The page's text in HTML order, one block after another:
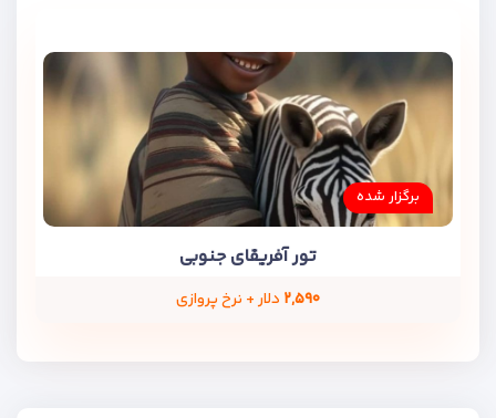
برگزار شده
تور آفریقای جنوبی
۲,۵۹۰ دلار + نرخ پروازی